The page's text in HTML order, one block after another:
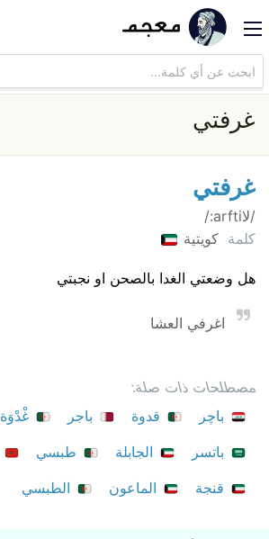
غرفتي
غرفتي
/لاarfti:/
كلمة كويتية
هل وضعتي الغدا بالصحن او نجبتي
اغرفي العشا
مصطلحات ذات صلة:
باچر
قدوة باجر غْدْوَة
باتسر
الجابلة طبسي
قنجة
الماعون الطبسي